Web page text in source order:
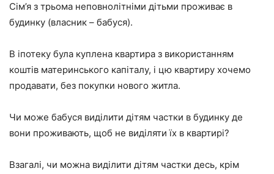
Сім’я з трьома неповнолітніми дітьми проживає в
будинку (власник – бабуся).
В іпотеку була куплена квартира з використанням
коштів материнського капіталу, і цю квартиру хочемо
продавати, без покупки нового житла.
Чи може бабуся виділити дітям частки в будинку де
вони проживають, щоб не виділяти їх в квартирі?
Взагалі, чи можна виділити дітям частки десь, крім